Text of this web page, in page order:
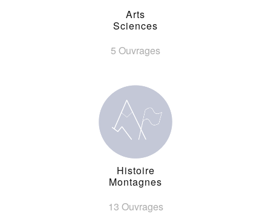
Arts
Sciences
5 Ouvrages
Histoire
Montagnes
13 Ouvrages